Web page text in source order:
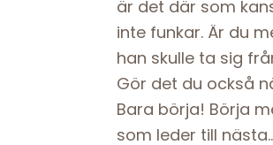
är det där som
inte funkar. Är du
han skulle ta sig
Gör det du också
Bara börja! Börja
som leder till